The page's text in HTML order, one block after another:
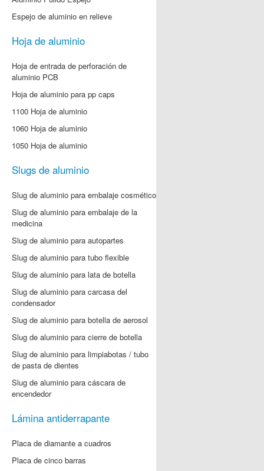
Espejo de aluminio en relieve
Hoja de aluminio
Hoja de entrada de perforación de
aluminio PCB
Hoja de aluminio para pp caps
1100 Hoja de aluminio
1060 Hoja de aluminio
1050 Hoja de aluminio
Slugs de aluminio
Slug de aluminio para embalaje cosmético
Slug de aluminio para embalaje de la
medicina
Slug de aluminio para autopartes
Slug de aluminio para tubo flexible
Slug de aluminio para lata de botella
Slug de aluminio para carcasa del
condensador
Slug de aluminio para botella de aerosol
Slug de aluminio para cierre de botella
Slug de aluminio para limpiabotas / tubo
de pasta de dientes
Slug de aluminio para cáscara de
encendedor
Lámina antiderrapante
Placa de diamante a cuadros
Placa de cinco barras